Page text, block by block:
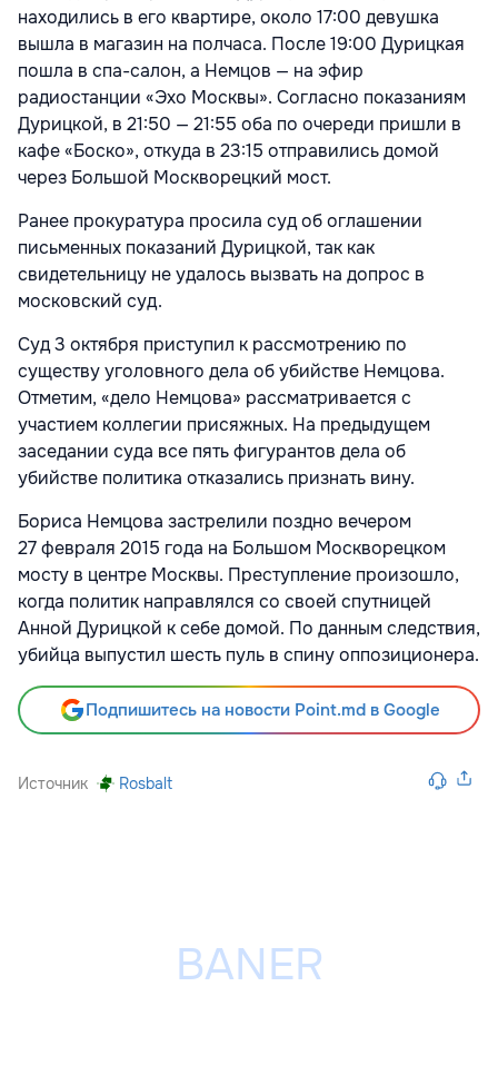
находились в его квартире, около 17:00 девушка
вышла в магазин на полчаса. После 19:00 Дурицкая
пошла в спа-салон, а Немцов — на эфир
радиостанции «Эхо Москвы». Согласно показаниям
Дурицкой, в 21:50 — 21:55 оба по очереди пришли в
кафе «Боско», откуда в 23:15 отправились домой
через Большой Москворецкий мост.
Ранее прокуратура просила суд об оглашении
письменных показаний Дурицкой, так как
свидетельницу не удалось вызвать на допрос в
московский суд.
Суд 3 октября приступил к рассмотрению по
существу уголовного дела об убийстве Немцова.
Отметим, «дело Немцова» рассматривается с
участием коллегии присяжных. На предыдущем
заседании суда все пять фигурантов дела об
убийстве политика отказались признать вину.
Бориса Немцова застрелили поздно вечером
27 февраля 2015 года на Большом Москворецком
мосту в центре Москвы. Преступление произошло,
когда политик направлялся со своей спутницей
Анной Дурицкой к себе домой. По данным следствия,
убийца выпустил шесть пуль в спину оппозиционера.
Подпишитесь на новости Point.md в Google
Источник Rosbalt